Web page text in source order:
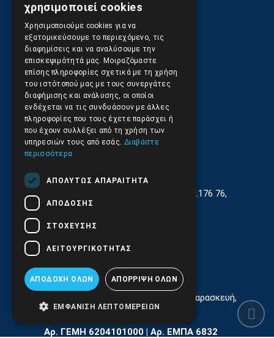
Ασφάλεια Συναλλαγών
Αποστολές και Πληρωμές
Επιστροφές και Ακυρώσεις
Γεωργίου Κρέμου 13-17, Καλλιθέα, Τ.Κ.176 76,
Αθήνα, Ελλάδα
210.9566.401(11.30-17.00)
210.9566.402
Email:info@pds.com.gr
Εξυπηρέτηση Κοινού Δευτέρα έως Παρασκευή,
11:30 - 17.00
Αρ. ΓΕΜΗ 6204101000 | Αρ. ΕΜΠΑ 6832
χρησιμοποιεί cookies
Χρησιμοποιούμε cookies για να
εξατομικεύσουμε το περιεχόμενο, τις
διαφημίσεις και να αναλύσουμε την
επισκεψιμότητά μας. Μοιραζόμαστε
επίσης πληροφορίες σχετικά με τη χρήση
του ιστότοπού μας με τους συνεργάτες
διαφήμισης και ανάλυσης, οι οποίοι
ενδέχεται να τις συνδυάσουν με άλλες
πληροφορίες που τους έχετε παράσχει ή
που έχουν συλλέξει από τη χρήση των
υπηρεσιών τους από εσάς. Διαβάστε
περισσότερα
ΑΠΟΛΎΤΩΣ ΑΠΑΡΑΊΤΗΤΑ
ΑΠΌΔΟΣΗΣ
ΣΤΌΧΕΥΣΗΣ
ΛΕΙΤΟΥΡΓΙΚΌΤΗΤΑΣ
ΑΠΟΔΟΧΉ ΌΛΩΝ ΑΠΌΡΡΙΨΗ ΌΛΩΝ
ΕΜΦΆΝΙΣΗ ΛΕΠΤΟΜΕΡΕΙΏΝ